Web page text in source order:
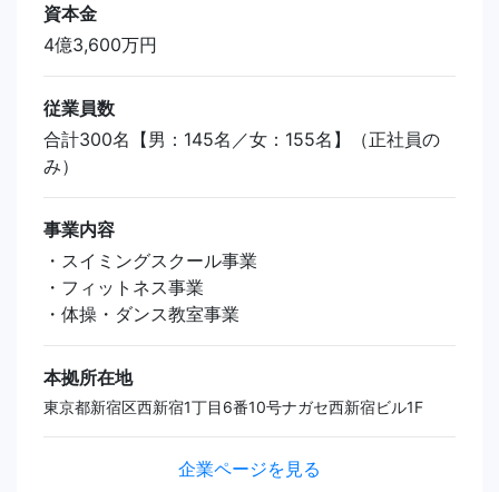
資本金
4億3,600万円
従業員数
合計300名【男：145名／女：155名】（正社員の
み）
事業内容
・スイミングスクール事業
・フィットネス事業
・体操・ダンス教室事業
本拠所在地
東京都新宿区西新宿1丁目6番10号ナガセ西新宿ビル1F
企業ページを見る